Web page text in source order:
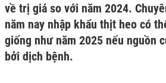
về trị giá so với năm 2024.
năm nay nhập khẩu thịt heo có
giống như năm 2025 nếu nguồn
bởi dịch bệnh.